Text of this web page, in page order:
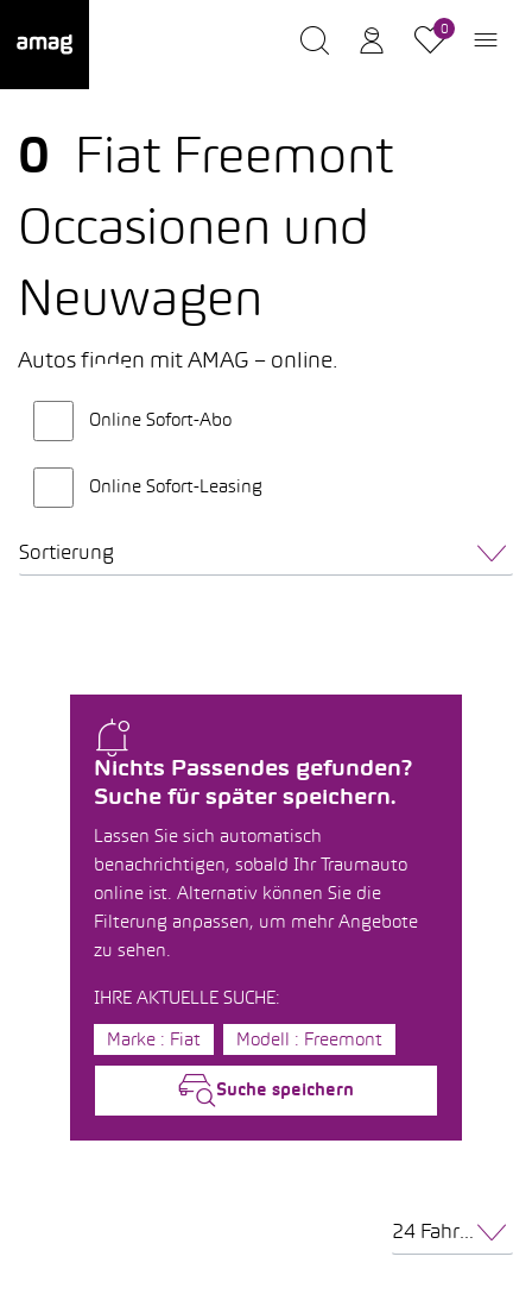
0
0
Fiat Freemont
Occasionen und
Neuwagen
Autos finden mit AMAG – online.
Online Sofort-Abo
Online Sofort-Leasing
Sortierung
Nichts Passendes gefunden?
Suche für später speichern.
Lassen Sie sich automatisch
benachrichtigen, sobald Ihr Traumauto
online ist. Alternativ können Sie die
Filterung anpassen, um mehr Angebote
zu sehen.
IHRE AKTUELLE SUCHE:
Marke : Fiat Modell : Freemont
Suche speichern
24 Fahrzeuge pro Seite